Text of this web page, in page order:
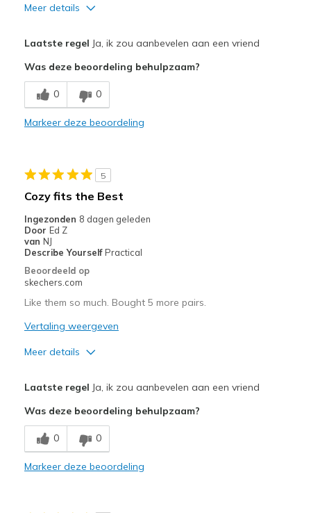
Meer details
Comfortable
Width
Sizing
Feels true to size
Laatste regel Ja, ik zou aanbevelen aan een vriend
Was deze beoordeling behulpzaam?
0 0
Markeer deze beoordeling
5
Cozy fits the Best
Ingezonden 8 dagen geleden
Door Ed Z
van NJ
Describe Yourself Practical
Beoordeeld op
skechers.com
Like them so much. Bought 5 more pairs.
Vertaling weergeven
Meer details
Breathe Well
Comfortable
Laatste regel Ja, ik zou aanbevelen aan een vriend
Was deze beoordeling behulpzaam?
0 0
Markeer deze beoordeling